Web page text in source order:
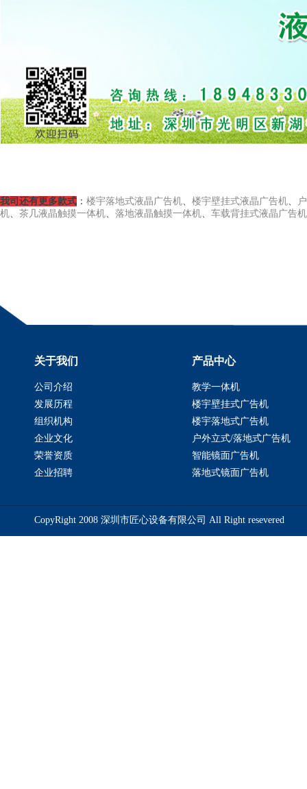
我司还有更多款式 ： 楼宇落地式液晶广告机、 楼宇壁挂式液晶广告机、
机、 茶几液晶触摸一体机、 落地液晶触摸一体机、 车载背挂式液晶广告机
关于我们
公司介绍
发展历程
组织机构
企业文化
荣誉资质
企业招聘
产品中心
教学一体机
楼宇壁挂式广告机
楼宇落地式广告机
户外立式/落地式广告机
智能镜面广告机
落地式镜面广告机
CopyRight 2008 深圳市匠心设备有限公司 All Right resevered